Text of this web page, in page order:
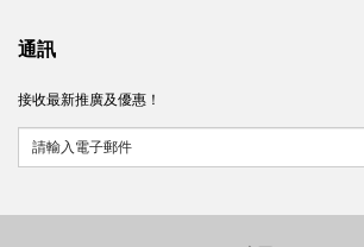
通訊
接收最新推廣及優惠！
請輸入電子郵件